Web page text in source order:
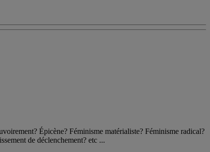
Épicène? Féminisme matérialiste? Féminisme radical?
de déclenchement? etc ...